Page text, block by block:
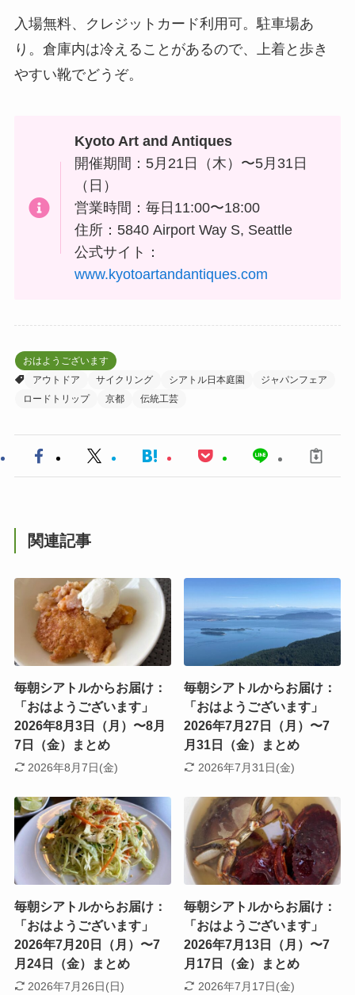
入場無料、クレジットカード利用可。駐車場あ
り。倉庫内は冷えることがあるので、上着と歩き
やすい靴でどうぞ。
Kyoto Art and Antiques
開催期間：5月21日（木）〜5月31日
（日）
営業時間：毎日11:00〜18:00
住所：5840 Airport Way S, Seattle
公式サイト：
www.kyotoartandantiques.com
おはようございます
アウトドア
サイクリング シアトル日本庭園
ジャパンフェア
ロードトリップ
京都 伝統工芸
関連記事
毎朝シアトルからお届け：
「おはようございます」
2026年8月3日（月）〜8月
7日（金）まとめ
2026年8月7日(金)
毎朝シアトルからお届け：
「おはようございます」
2026年7月27日（月）〜7
月31日（金）まとめ
2026年7月31日(金)
毎朝シアトルからお届け：
「おはようございます」
2026年7月20日（月）〜7
月24日（金）まとめ
2026年7月26日(日)
毎朝シアトルからお届け：
「おはようございます」
2026年7月13日（月）〜7
月17日（金）まとめ
2026年7月17日(金)